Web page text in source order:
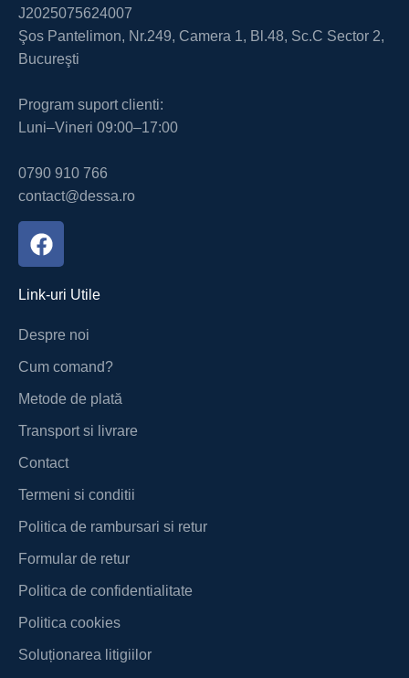
J2025075624007
Şos Pantelimon, Nr.249, Camera 1, Bl.48, Sc.C Sector 2,
Bucureşti
Program suport clienti:
Luni–Vineri 09:00–17:00
0790 910 766
contact@dessa.ro
Link-uri Utile
Despre noi
Cum comand?
Metode de plată
Transport si livrare
Contact
Termeni si conditii
Politica de rambursari si retur
Formular de retur
Politica de confidentialitate
Politica cookies
Soluționarea litigiilor